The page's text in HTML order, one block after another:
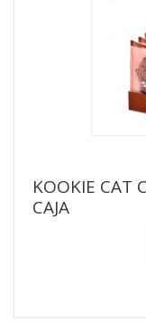
KOOKIE CAT
CAJA